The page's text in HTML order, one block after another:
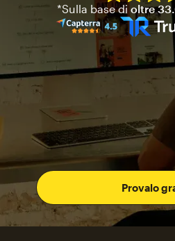
Provalo
*Sulla base di oltre